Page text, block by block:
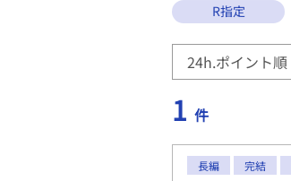
R指定
1 件
長編 完結